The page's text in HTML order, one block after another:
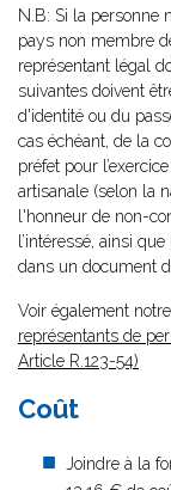
N.B: Si la personne
pays non membre
représentant légal
suivantes doivent
d'identité ou du
cas échéant, de la
préfet pour
artisanale (selon la
l'honneur de non-
l’intéressé, ainsi
dans un document
Voir également
représentants de
Article R.123-54)
Coût
Joindre à la